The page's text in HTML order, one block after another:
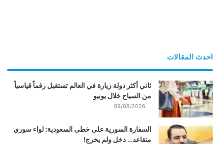
احدث المقالات
ثاني أكثر دولة زيارة في العالم تستقبل رقماً قياسياً
من السياح خلال يونيو
09/08/2026
السفارة السورية على خطى السعودية: لواء سوري
متقاعد… دخل ولم يخرج!